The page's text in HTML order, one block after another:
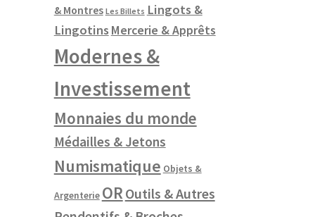
& Montres Les Billets Lingots &
Lingotins Mercerie & Apprêts
Modernes &
Investissement
Monnaies du monde
Médailles & Jetons
Numismatique Objets &
Argenterie OR Outils & Autres